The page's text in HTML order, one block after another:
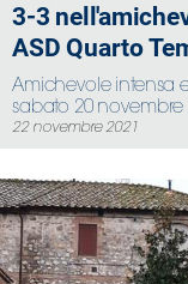
3-3
ASD Quarto
Amichevole intensa
sabato 20
22 novembre 2021